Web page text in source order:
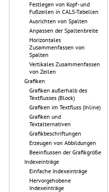
Festlegen von Kopf- und
Fußzeilen in CALS-Tabellen
Ausrichten von Spalten
Anpassen der Spaltenbreite
Horizontales
Zusammenfassen von
Spalten
Vertikales Zusammenfassen
von Zeilen
Grafiken
Grafiken außerhalb des
Textflusses (Block)
Grafiken im Textfluss (Inline)
Grafiken und
Textalternativen
Grafikbeschriftungen
Erzeugen von Abbildungen
Beeinflussen der Grafikgröße
Indexeinträge
Einfache Indexeinträge
Hervorgehobene
Indexeinträge